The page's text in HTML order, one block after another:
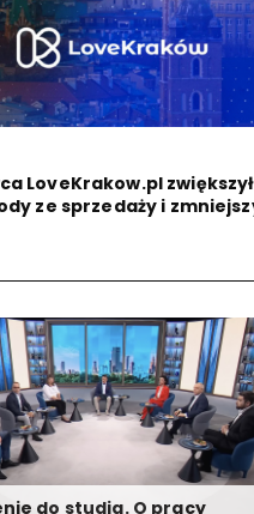
LoveKrakow.pl zwiększył
ze sprzedaży i
do studia. O pracy